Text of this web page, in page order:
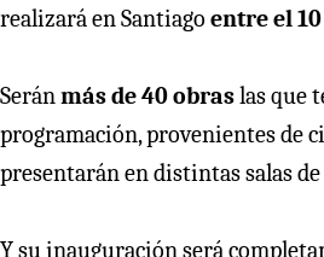
realizará en Santiago entre el
Serán más de 40 obraslas que
programación, provenientes de
presentarán en distintas salas
Y su inauguración será